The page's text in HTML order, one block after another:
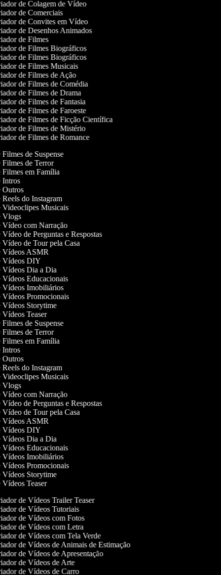
de Colagem de Vídeo
de Comerciais
de Convites em Vídeo
de Desenhos Animados
de Filmes
de Filmes Biográficos
de Filmes Biográficos
de Filmes Musicais
de Filmes de Ação
de Filmes de Comédia
de Filmes de Drama
de Filmes de Fantasia
de Filmes de Faroeste
de Filmes de Ficção Científica
de Filmes de Mistério
de Filmes de Romance
Filmes de Suspense
Filmes de Terror
Filmes em Família
Intros
Outros
Reels do Instagram
Videoclipes Musicais
Vlogs
Vídeo com Narração
Vídeo de Perguntas e Respostas
Vídeo de Tour pela Casa
Vídeos ASMR
Vídeos DIY
Vídeos Dia a Dia
Vídeos Educacionais
Vídeos Imobiliários
Vídeos Promocionais
Vídeos Storytime
Vídeos Teaser
Filmes de Suspense
Filmes de Terror
Filmes em Família
Intros
Outros
Reels do Instagram
Videoclipes Musicais
Vlogs
Vídeo com Narração
Vídeo de Perguntas e Respostas
Vídeo de Tour pela Casa
Vídeos ASMR
Vídeos DIY
Vídeos Dia a Dia
Vídeos Educacionais
Vídeos Imobiliários
Vídeos Promocionais
Vídeos Storytime
Vídeos Teaser
de Vídeos Trailer Teaser
de Vídeos Tutoriais
de Vídeos com Fotos
de Vídeos com Letra
de Vídeos com Tela Verde
de Vídeos de Animais de Estimação
de Vídeos de Apresentação
de Vídeos de Arte
de Vídeos de Carro